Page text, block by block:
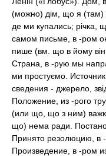
(можно) дім, що я (там)
де ми купались; річка,
самом письме, в -ром
пише (вм. що в йому
Страна, в -рую мы
ми простуємо.
сведения - джерело,
Положение, из -рого
(или що, що з ним)
що) нема ради.
Принято резолюцию, в
Произведение, в -ром